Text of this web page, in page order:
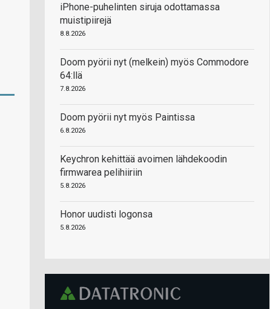
iPhone-puhelinten siruja odottamassa
muistipiirejä
8.8.2026
Doom pyörii nyt (melkein) myös Commodore
64:llä
7.8.2026
Doom pyörii nyt myös Paintissa
6.8.2026
Keychron kehittää avoimen lähdekoodin
firmwarea pelihiiriin
5.8.2026
Honor uudisti logonsa
5.8.2026